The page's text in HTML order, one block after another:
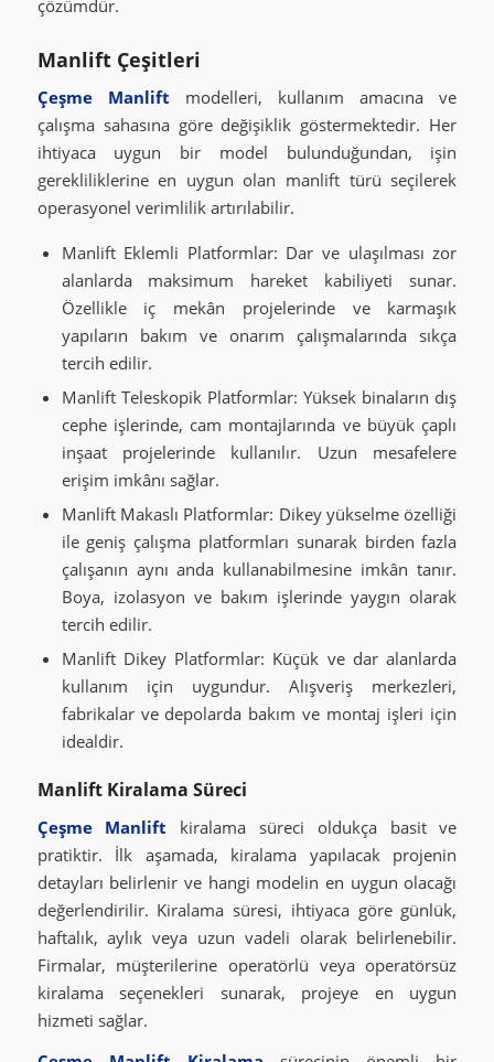
çözümdür.
Manlift Çeşitleri
Çeşme Manlift modelleri, kullanım amacına ve
çalışma sahasına göre değişiklik göstermektedir. Her
ihtiyaca uygun bir model bulunduğundan, işin
gerekliliklerine en uygun olan manlift türü seçilerek
operasyonel verimlilik artırılabilir.
Manlift Eklemli Platformlar: Dar ve ulaşılması zor
alanlarda maksimum hareket kabiliyeti sunar.
Özellikle iç mekân projelerinde ve karmaşık
yapıların bakım ve onarım çalışmalarında sıkça
tercih edilir.
Manlift Teleskopik Platformlar: Yüksek binaların dış
cephe işlerinde, cam montajlarında ve büyük çaplı
inşaat projelerinde kullanılır. Uzun mesafelere
erişim imkânı sağlar.
Manlift Makaslı Platformlar: Dikey yükselme özelliği
ile geniş çalışma platformları sunarak birden fazla
çalışanın aynı anda kullanabilmesine imkân tanır.
Boya, izolasyon ve bakım işlerinde yaygın olarak
tercih edilir.
Manlift Dikey Platformlar: Küçük ve dar alanlarda
kullanım için uygundur. Alışveriş merkezleri,
fabrikalar ve depolarda bakım ve montaj işleri için
idealdir.
Manlift Kiralama Süreci
Çeşme Manlift kiralama süreci oldukça basit ve
pratiktir. İlk aşamada, kiralama yapılacak projenin
detayları belirlenir ve hangi modelin en uygun olacağı
değerlendirilir. Kiralama süresi, ihtiyaca göre günlük,
haftalık, aylık veya uzun vadeli olarak belirlenebilir.
Firmalar, müşterilerine operatörlü veya operatörsüz
kiralama seçenekleri sunarak, projeye en uygun
hizmeti sağlar.